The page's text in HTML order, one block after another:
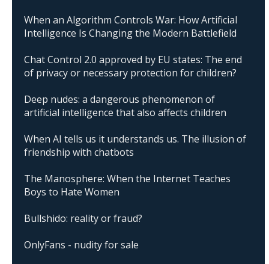
When an Algorithm Controls War: How Artificial
Intelligence Is Changing the Modern Battlefield
Chat Control 2.0 approved by EU states: The end
of privacy or necessary protection for children?
Deep nudes: a dangerous phenomenon of
artificial intelligence that also affects children
When AI tells us it understands us. The illusion of
friendship with chatbots
The Manosphere: When the Internet Teaches
Boys to Hate Women
Bullshido: reality or fraud?
OnlyFans - nudity for sale